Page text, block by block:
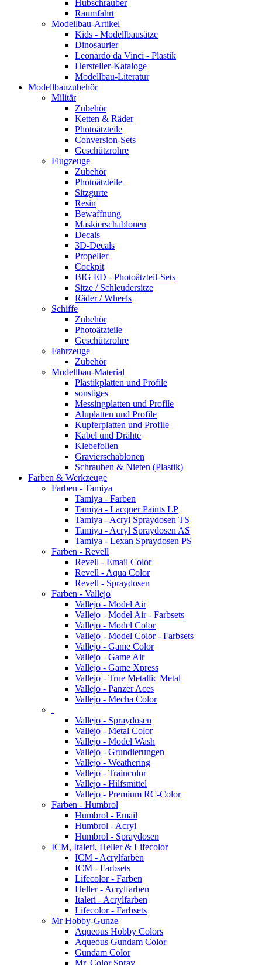
Hubschrauber
Raumfahrt
Modellbau-Artikel
Kids - Modellbausätze
Dinosaurier
Leonardo da Vinci - Plastik
Hersteller-Kataloge
Modellbau-Literatur
Modellbauzubehör
Militär
Zubehör
Ketten & Räder
Photoätzteile
Conversion-Sets
Geschützrohre
Flugzeuge
Zubehör
Photoätzteile
Sitzgurte
Resin
Bewaffnung
Maskierschablonen
Decals
3D-Decals
Propeller
Cockpit
BIG ED - Photoätzteil-Sets
Sitze / Schleudersitze
Räder / Wheels
Schiffe
Zubehör
Photoätzteile
Geschützrohre
Fahrzeuge
Zubehör
Modellbau-Material
Plastikplatten und Profile
sonstiges
Messingplatten und Profile
Aluplatten und Profile
Kupferplatten und Profile
Kabel und Drähte
Klebefolien
Gravierschablonen
Schrauben & Nieten (Plastik)
Farben & Werkzeuge
Farben - Tamiya
Tamiya - Farben
Tamiya - Lacquer Paints LP
Tamiya - Acryl Spraydosen TS
Tamiya - Acryl Spraydosen AS
Tamiya - Lexan Spraydosen PS
Farben - Revell
Revell - Email Color
Revell - Aqua Color
Revell - Spraydosen
Farben - Vallejo
Vallejo - Model Air
Vallejo - Model Air - Farbsets
Vallejo - Model Color
Vallejo - Model Color - Farbsets
Vallejo - Game Color
Vallejo - Game Air
Vallejo - Game Xpress
Vallejo - True Metallic Metal
Vallejo - Panzer Aces
Vallejo - Mecha Color
Vallejo - Spraydosen
Vallejo - Metal Color
Vallejo - Model Wash
Vallejo - Grundierungen
Vallejo - Weathering
Vallejo - Traincolor
Vallejo - Hilfsmittel
Vallejo - Premium RC-Color
Farben - Humbrol
Humbrol - Email
Humbrol - Acryl
Humbrol - Spraydosen
ICM, Italeri, Heller & Lifecolor
ICM - Acrylfarben
ICM - Farbsets
Lifecolor - Farben
Heller - Acrylfarben
Italeri - Acrylfarben
Lifecolor - Farbsets
Mr Hobby-Gunze
Aqueous Hobby Colors
Aqueous Gundam Color
Gundam Color
Mr. Color Spray